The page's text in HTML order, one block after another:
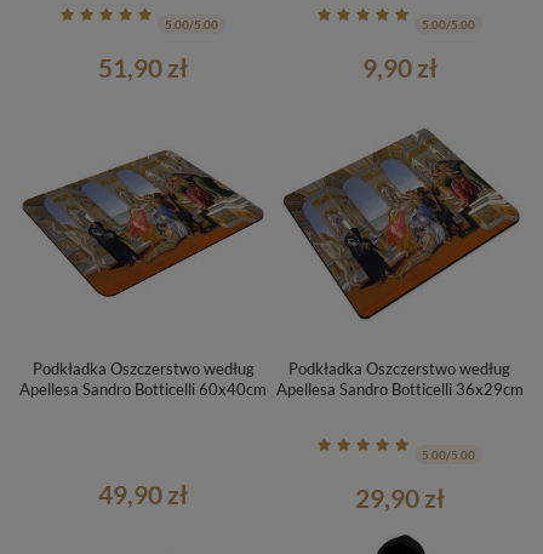
5.00/5.00
51,90 zł
5.00/5.00
9,90 zł
Podkładka Oszczerstwo według
Apellesa Sandro Botticelli 60x40cm
49,90 zł
Podkładka Oszczerstwo według
Apellesa Sandro Botticelli 36x29cm
5.00/5.00
29,90 zł